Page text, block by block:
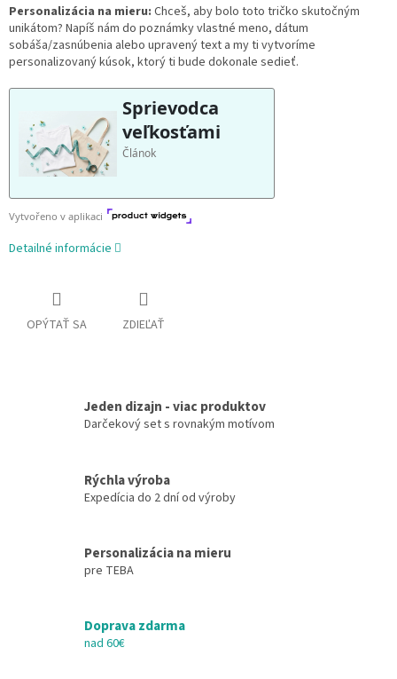
Personalizácia na mieru: Chceš, aby bolo toto tričko skutočným
unikátom? Napíš nám do poznámky vlastné meno, dátum
sobáša/zasnúbenia alebo upravený text a my ti vytvoríme
personalizovaný kúsok, ktorý ti bude dokonale sedieť.
Detailné informácie
OPÝTAŤ SA ZDIEĽAŤ
Jeden dizajn - viac produktov
Darčekový set s rovnakým motívom
Rýchla výroba
Expedícia do 2 dní od výroby
Personalizácia na mieru
pre TEBA
Doprava zdarma
nad 60€